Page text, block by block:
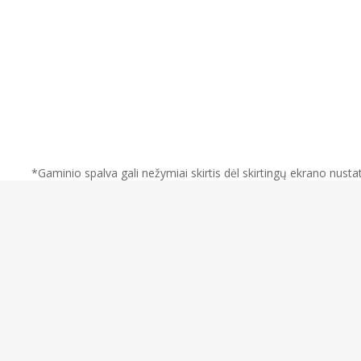
*Gaminio spalva gali nežymiai skirtis dėl skirtingų ekrano